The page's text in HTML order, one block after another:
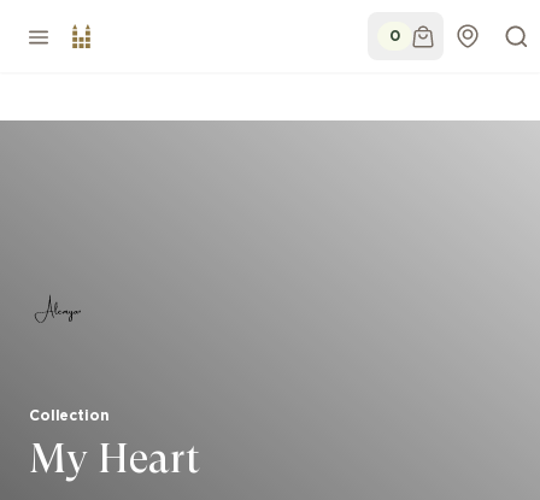
0
Collection
My Heart